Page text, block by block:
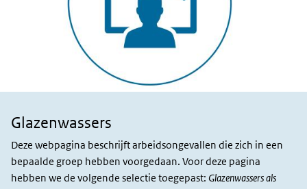
slachtoffers
Glazenwassers
Deze webpagina beschrijft arbeidsongevallen die zich in een
bepaalde groep hebben voorgedaan. Voor deze pagina
hebben we de volgende selectie toegepast: Glazenwassers als